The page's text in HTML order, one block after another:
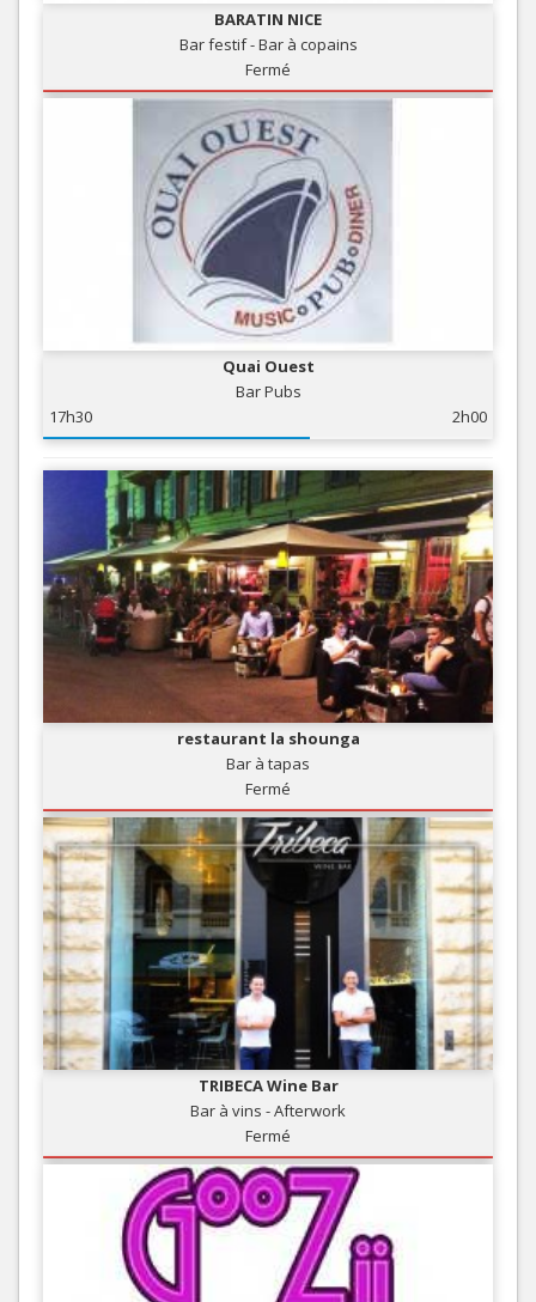
BARATIN NICE
Bar festif - Bar à copains
Fermé
Quai Ouest
Bar Pubs
17h30
2h00
restaurant la shounga
Bar à tapas
Fermé
TRIBECA Wine Bar
Bar à vins - Afterwork
Fermé